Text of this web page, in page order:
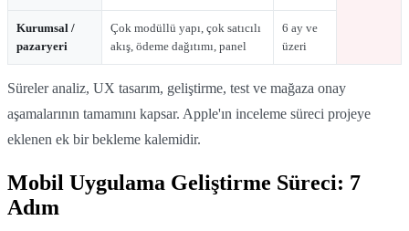
Kurumsal /
pazaryeri
Çok modüllü yapı, çok satıcılı
akış, ödeme dağıtımı, panel
6 ay ve
üzeri
Süreler analiz, UX tasarım, geliştirme, test ve mağaza onay
aşamalarının tamamını kapsar. Apple'ın inceleme süreci projeye
eklenen ek bir bekleme kalemidir.
Mobil Uygulama Geliştirme Süreci: 7
Adım